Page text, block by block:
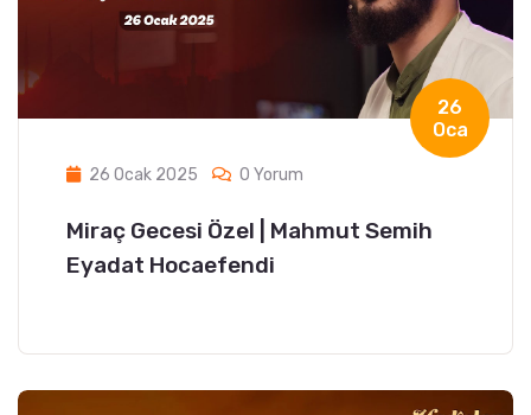
26
Oca
26 Ocak 2025 0 Yorum
Miraç Gecesi Özel | Mahmut Semih
Eyadat Hocaefendi